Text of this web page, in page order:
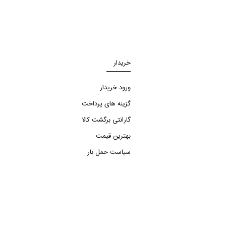
خریدار
ورود خریدار
گزینه های پرداخت
گارانتی برگشت کالا
بهترین قیمت
سیاست حمل بار